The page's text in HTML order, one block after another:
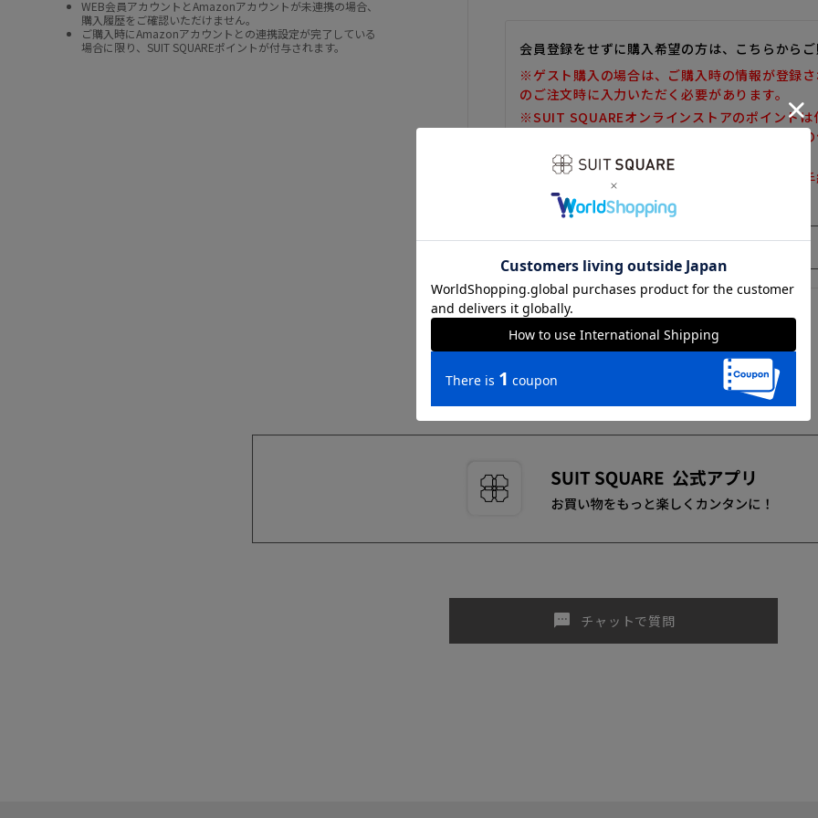
WEB会員アカウントとAmazonアカウントが未連携の場合、
購入履歴をご確認いただけません。
ご購入時にAmazonアカウントとの連携設定が完了している
場合に限り、SUIT SQUAREポイントが付与されます。
会員登録をせずに購入希望の方は、こちらから
※ゲスト購入の場合は、ご購入時の情報が登録
のご注文時に入力いただく必要があります。
※SUIT SQUAREオンラインストアのポイントは
また、ゲスト購入後の会員情報統合・ポイント
しかねます。
※購入履歴の確認、領収書の発行、キャンセル
だけません。
sms チャットで質問